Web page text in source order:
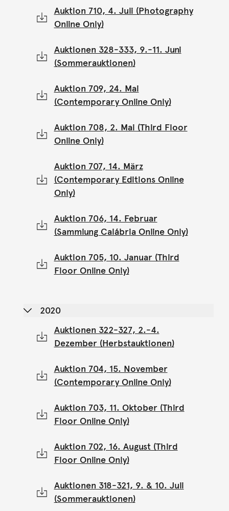
Auktion 710, 4. Juli (Photography
Online Only)
Auktionen 328-333, 9.-11. Juni
(Sommerauktionen)
Auktion 709, 24. Mai
(Contemporary Online Only)
Auktion 708, 2. Mai (Third Floor
Online Only)
Auktion 707, 14. März
(Contemporary Editions Online
Only)
Auktion 706, 14. Februar
(Sammlung Calábria Online Only)
Auktion 705, 10. Januar (Third
Floor Online Only)
2020
Auktionen 322-327, 2.-4.
Dezember (Herbstauktionen)
Auktion 704, 15. November
(Contemporary Online Only)
Auktion 703, 11. Oktober (Third
Floor Online Only)
Auktion 702, 16. August (Third
Floor Online Only)
Auktionen 318-321, 9. & 10. Juli
(Sommerauktionen)